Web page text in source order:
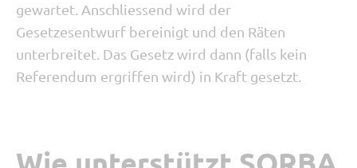
gewartet. Anschliessend wird der
Gesetzesentwurf bereinigt und den Räten
unterbreitet. Das Gesetz wird dann (falls kein
Referendum ergriffen wird) in Kraft gesetzt.